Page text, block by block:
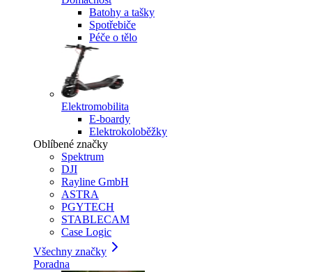
Batohy a tašky
Spotřebiče
Péče o tělo
Elektromobilita
E-boardy
Elektrokoloběžky
Oblíbené značky
Spektrum
DJI
Rayline GmbH
ASTRA
PGYTECH
STABLECAM
Case Logic
Všechny značky
Poradna